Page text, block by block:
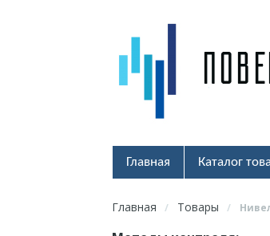
Главная Каталог
Главная / Товары /